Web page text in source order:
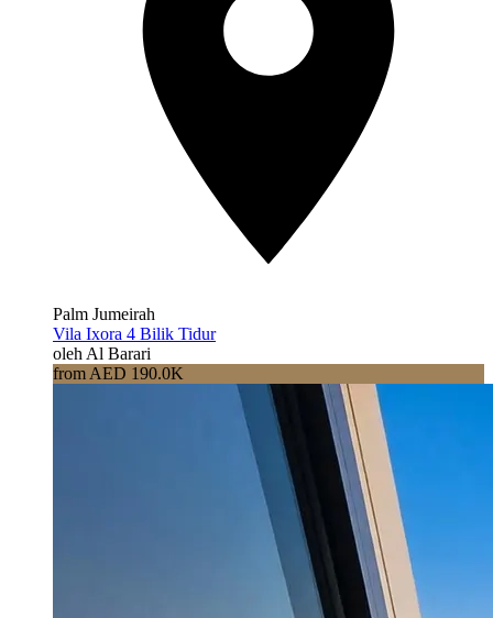
Palm Jumeirah
Vila Ixora 4 Bilik Tidur
oleh Al Barari
from AED 190.0K